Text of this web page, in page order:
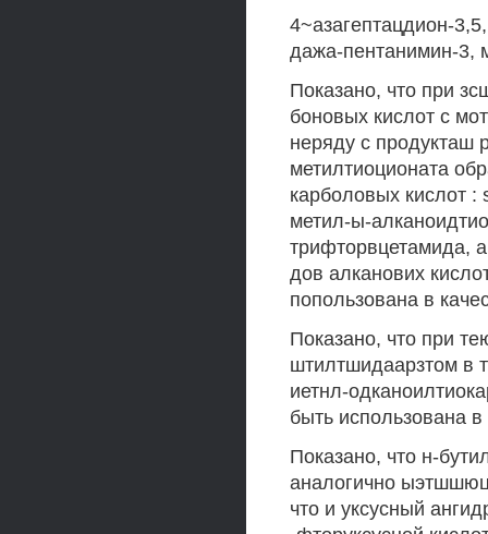
4~азагептацдион-
дажа-пентанимин-3,
Показано, что при
боновых кислот с
неряду с продукташ
метилтиоционата
карболовых кислот
метил-ы-
трифторвцетамида,
дов алканових
попользована в
Показано, что при
штилтшидаарзтом в
иетнл-
быть использована
Показано, что н-
аналогично
что и уксусный